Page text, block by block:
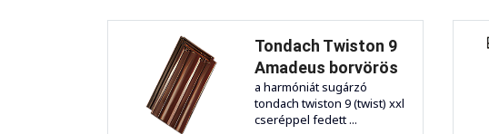
Tondach Twiston 9
Amadeus borvörös
a harmóniát sugárzó
tondach twiston 9 (twist) xxl
cseréppel fedett ...